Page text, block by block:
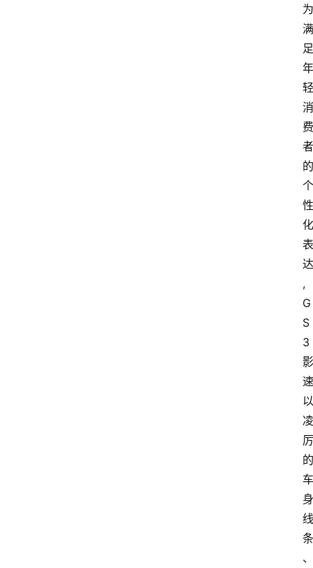
为
满
足
年
轻
消
费
者
的
个
性
化
表
达
,
G
S
3
影
速
以
凌
厉
的
车
身
线
条
、